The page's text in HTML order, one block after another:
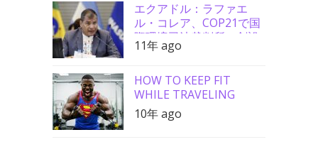
エクアドル：ラファエ
ル・コレア、COP21で国
際環境司法裁判所の創設
を要請
11年 ago
HOW TO KEEP FIT
WHILE TRAVELING
10年 ago